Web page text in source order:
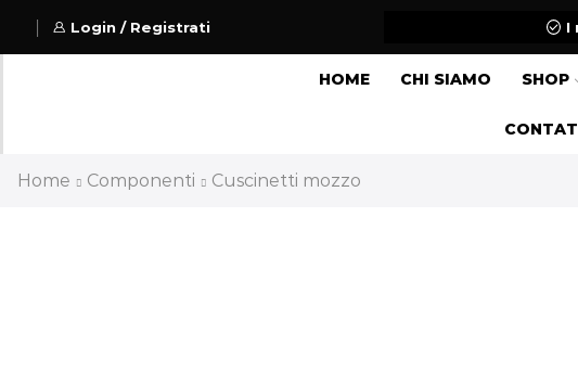
Login / Registrati I
HOME CHI SIAMO SHOP
Home Componenti Cuscinetti mozzo